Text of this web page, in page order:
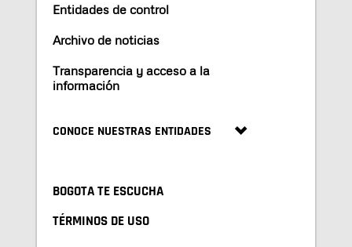
Entidades de control
Archivo de noticias
Transparencia y acceso a la
información
CONOCE NUESTRAS ENTIDADES
BOGOTA TE ESCUCHA
TÉRMINOS DE USO